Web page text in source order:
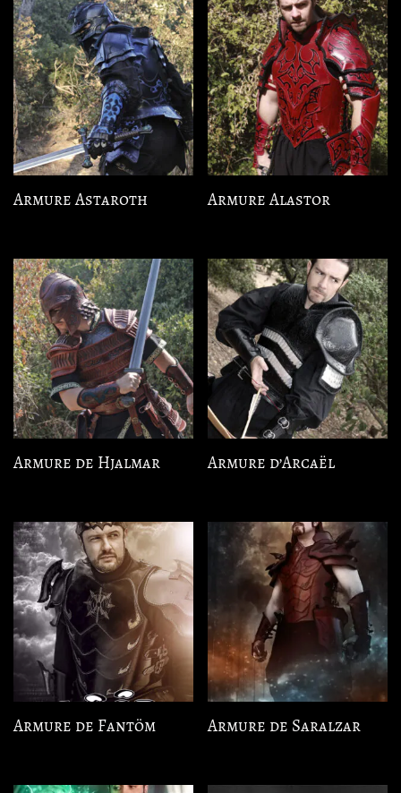
Armure Astaroth Armure Alastor
Armure de Hjalmar Armure d’Arcaël
Armure de Fantöm Armure de Saralzar